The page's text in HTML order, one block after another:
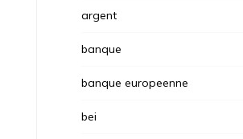
argent
banque
banque europeenne
bei